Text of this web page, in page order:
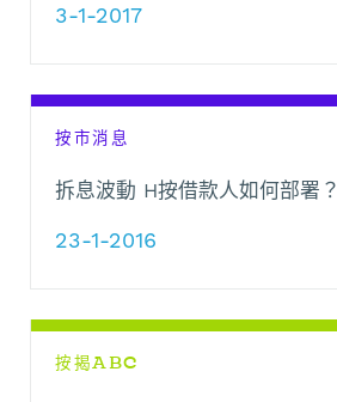
3-1-2017
按市消息
拆息波動 H按借款人如何部署？
23-1-2016
按揭ABC